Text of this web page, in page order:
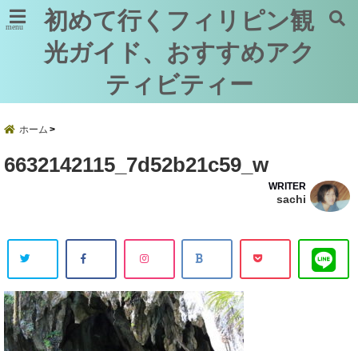
menu
初めて行くフィリピン観
光ガイド、おすすめアク
ティビティー
ホーム
6632142115_7d52b21c59_w
WRITER
sachi